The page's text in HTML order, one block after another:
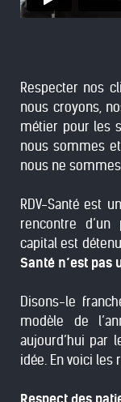
Respecter nos
nous croyons,
métier pour les
nous sommes
nous ne
RDV-Santé est
rencontre d’un
capital est
Santé n’est pas
Disons-le
modèle de
aujourd’hui par
idée. En voici les